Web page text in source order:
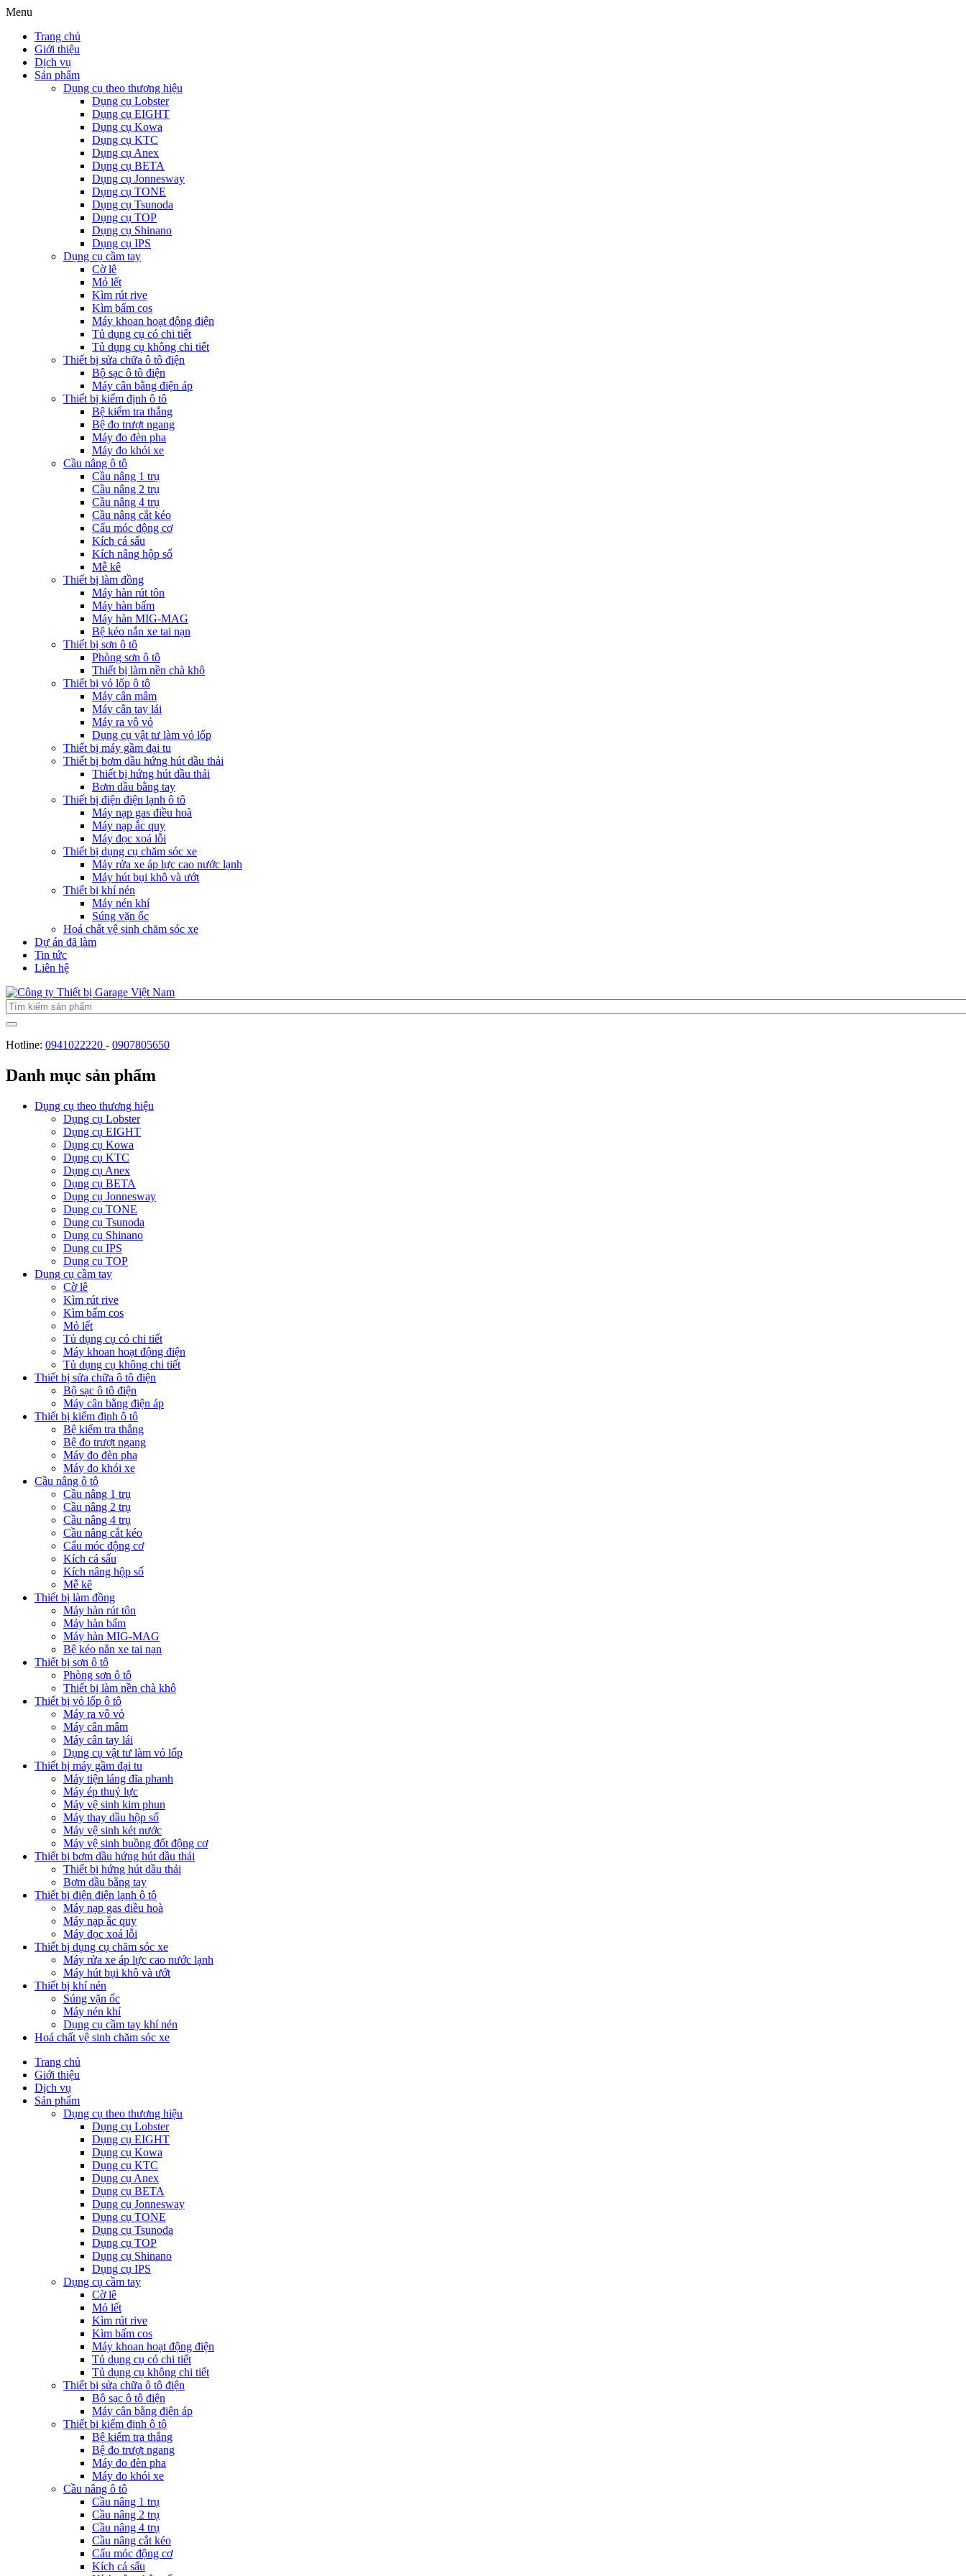
Menu
Trang chủ
Giới thiệu
Dịch vụ
Sản phẩm
Dụng cụ theo thương hiệu
Dụng cụ Lobster
Dụng cụ EIGHT
Dụng cụ Kowa
Dụng cụ KTC
Dụng cụ Anex
Dụng cụ BETA
Dụng cụ Jonnesway
Dụng cụ TONE
Dụng cụ Tsunoda
Dụng cụ TOP
Dụng cụ Shinano
Dụng cụ IPS
Dụng cụ cầm tay
Cờ lê
Mỏ lết
Kìm rút rive
Kìm bấm cos
Máy khoan hoạt động điện
Tủ dụng cụ có chi tiết
Tủ dụng cụ không chi tiết
Thiết bị sửa chữa ô tô điện
Bộ sạc ô tô điện
Máy cân bằng điện áp
Thiết bị kiểm định ô tô
Bệ kiểm tra thắng
Bệ đo trượt ngang
Máy đo đèn pha
Máy đo khói xe
Cầu nâng ô tô
Cầu nâng 1 trụ
Cầu nâng 2 trụ
Cầu nâng 4 trụ
Cầu nâng cắt kéo
Cẩu móc động cơ
Kích cá sấu
Kích nâng hộp số
Mễ kê
Thiết bị làm đồng
Máy hàn rút tôn
Máy hàn bấm
Máy hàn MIG-MAG
Bệ kéo nắn xe tai nạn
Thiết bị sơn ô tô
Phòng sơn ô tô
Thiết bị làm nền chà khô
Thiết bị vỏ lốp ô tô
Máy cân mâm
Máy cân tay lái
Máy ra vô vỏ
Dụng cụ vật tư làm vỏ lốp
Thiết bị máy gầm đại tu
Thiết bị bơm dầu hứng hút dầu thải
Thiết bị hứng hút dầu thải
Bơm dầu bằng tay
Thiết bị điện điện lạnh ô tô
Máy nạp gas điều hoà
Máy nạp ắc quy
Máy đọc xoá lỗi
Thiết bị dụng cụ chăm sóc xe
Máy rửa xe áp lực cao nước lạnh
Máy hút bụi khô và ướt
Thiết bị khí nén
Máy nén khí
Súng vặn ốc
Hoá chất vệ sinh chăm sóc xe
Dự án đã làm
Tin tức
Liên hệ
Hotline: 0941022220 - 0907805650
Danh mục sản phẩm
Dụng cụ theo thương hiệu
Dụng cụ Lobster
Dụng cụ EIGHT
Dụng cụ Kowa
Dụng cụ KTC
Dụng cụ Anex
Dụng cụ BETA
Dụng cụ Jonnesway
Dụng cụ TONE
Dụng cụ Tsunoda
Dụng cụ Shinano
Dụng cụ IPS
Dụng cụ TOP
Dụng cụ cầm tay
Cờ lê
Kìm rút rive
Kìm bấm cos
Mỏ lết
Tủ dụng cụ có chi tiết
Máy khoan hoạt động điện
Tủ dụng cụ không chi tiết
Thiết bị sửa chữa ô tô điện
Bộ sạc ô tô điện
Máy cân bằng điện áp
Thiết bị kiểm định ô tô
Bệ kiểm tra thắng
Bệ đo trượt ngang
Máy đo đèn pha
Máy đo khói xe
Cầu nâng ô tô
Cầu nâng 1 trụ
Cầu nâng 2 trụ
Cầu nâng 4 trụ
Cầu nâng cắt kéo
Cẩu móc động cơ
Kích cá sấu
Kích nâng hộp số
Mễ kê
Thiết bị làm đồng
Máy hàn rút tôn
Máy hàn bấm
Máy hàn MIG-MAG
Bệ kéo nắn xe tai nạn
Thiết bị sơn ô tô
Phòng sơn ô tô
Thiết bị làm nền chà khô
Thiết bị vỏ lốp ô tô
Máy ra vô vỏ
Máy cân mâm
Máy cân tay lái
Dụng cụ vật tư làm vỏ lốp
Thiết bị máy gầm đại tu
Máy tiện láng đĩa phanh
Máy ép thuỷ lực
Máy vệ sinh kim phun
Máy thay dầu hộp số
Máy vệ sinh két nước
Máy vệ sinh buồng đốt động cơ
Thiết bị bơm dầu hứng hút dầu thải
Thiết bị hứng hút dầu thải
Bơm dầu bằng tay
Thiết bị điện điện lạnh ô tô
Máy nạp gas điều hoà
Máy nạp ắc quy
Máy đọc xoá lỗi
Thiết bị dụng cụ chăm sóc xe
Máy rửa xe áp lực cao nước lạnh
Máy hút bụi khô và ướt
Thiết bị khí nén
Súng vặn ốc
Máy nén khí
Dụng cụ cầm tay khí nén
Hoá chất vệ sinh chăm sóc xe
Trang chủ
Giới thiệu
Dịch vụ
Sản phẩm
Dụng cụ theo thương hiệu
Dụng cụ Lobster
Dụng cụ EIGHT
Dụng cụ Kowa
Dụng cụ KTC
Dụng cụ Anex
Dụng cụ BETA
Dụng cụ Jonnesway
Dụng cụ TONE
Dụng cụ Tsunoda
Dụng cụ TOP
Dụng cụ Shinano
Dụng cụ IPS
Dụng cụ cầm tay
Cờ lê
Mỏ lết
Kìm rút rive
Kìm bấm cos
Máy khoan hoạt động điện
Tủ dụng cụ có chi tiết
Tủ dụng cụ không chi tiết
Thiết bị sửa chữa ô tô điện
Bộ sạc ô tô điện
Máy cân bằng điện áp
Thiết bị kiểm định ô tô
Bệ kiểm tra thắng
Bệ đo trượt ngang
Máy đo đèn pha
Máy đo khói xe
Cầu nâng ô tô
Cầu nâng 1 trụ
Cầu nâng 2 trụ
Cầu nâng 4 trụ
Cầu nâng cắt kéo
Cẩu móc động cơ
Kích cá sấu